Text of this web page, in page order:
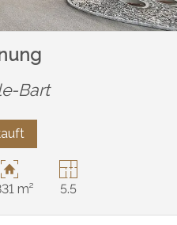
Bart
m² 5.5